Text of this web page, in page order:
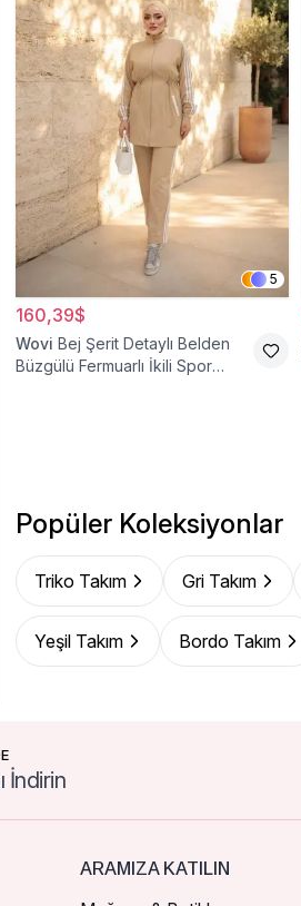
5
160,39$
Wovi Bej Şerit Detaylı Belden
Büzgülü Fermuarlı İkili Spor
Popüler Koleksiyonlar
Triko Takım Gri Takım
Yeşil Takım Bordo Takım
İndirin
ARAMIZA KATILIN